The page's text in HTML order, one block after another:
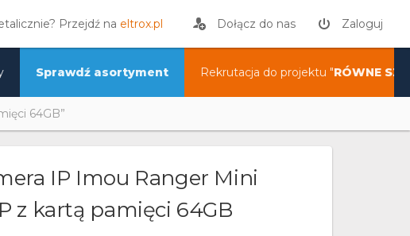
Przejdź na eltrox.pl Dołącz do nas Zaloguj
Sprawdź asortyment Rekrutacja do projektu "RÓWNE
64GB”
IP Imou Ranger Mini
z kartą pamięci 64GB